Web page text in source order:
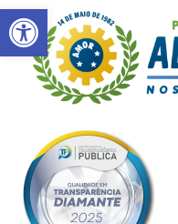
Abrir a barra de ferramentas
Skip
to
content